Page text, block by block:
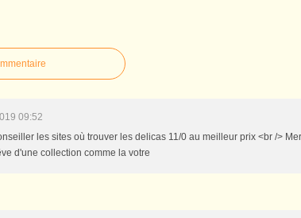
09:52
les sites où trouver les delicas 11/0 au meilleur prix <br />
d'une collection comme la votre